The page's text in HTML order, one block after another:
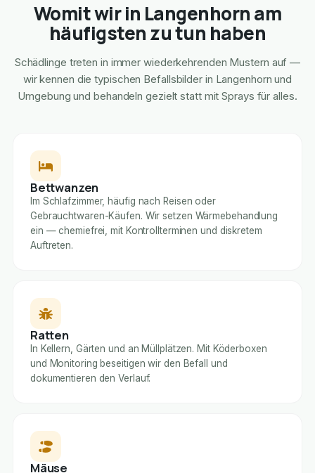
Womit wir in Langenhorn am
häufigsten zu tun haben
Schädlinge treten in immer wiederkehrenden Mustern auf —
wir kennen die typischen Befallsbilder in Langenhorn und
Umgebung und behandeln gezielt statt mit Sprays für alles.
Bettwanzen
Im Schlafzimmer, häufig nach Reisen oder
Gebrauchtwaren-Käufen. Wir setzen Wärmebehandlung
ein — chemiefrei, mit Kontrollterminen und diskretem
Auftreten.
Ratten
In Kellern, Gärten und an Müllplätzen. Mit Köderboxen
und Monitoring beseitigen wir den Befall und
dokumentieren den Verlauf.
Mäuse